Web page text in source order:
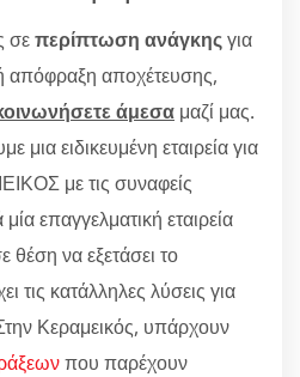
σεπερίπτωση ανάγκηςγια
απόφραξη αποχέτευσης,
άμεσα μαζί μας.
μια ειδικευμένη εταιρεία για
με τις συναφείς
επαγγελματική εταιρεία
θέση να εξετάσει το
τις κατάλληλες λύσεις για
Κεραμεικός, υπάρχουν
που παρέχουν